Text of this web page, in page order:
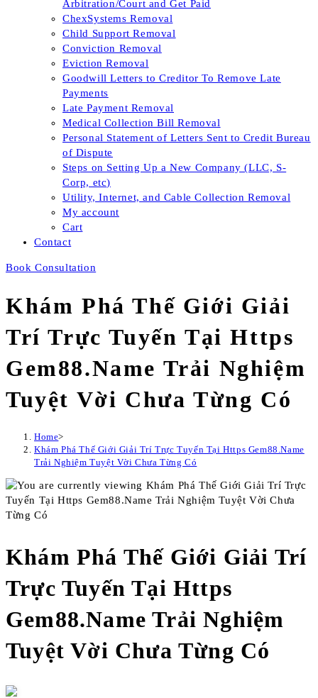
Arbitration/Court and Get Paid
ChexSystems Removal
Child Support Removal
Conviction Removal
Eviction Removal
Goodwill Letters to Creditor To Remove Late
Payments
Late Payment Removal
Medical Collection Bill Removal
Personal Statement of Letters Sent to Credit Bureau
of Dispute
Steps on Setting Up a New Company (LLC, S-
Corp, etc)
Utility, Internet, and Cable Collection Removal
My account
Cart
Contact
Book Consultation
Khám Phá Thế Giới Giải
Trí Trực Tuyến Tại Https
Gem88.Name Trải Nghiệm
Tuyệt Vời Chưa Từng Có
Home>
Khám Phá Thế Giới Giải Trí Trực Tuyến Tại Https Gem88.Name
Trải Nghiệm Tuyệt Vời Chưa Từng Có
Khám Phá Thế Giới Giải Trí
Trực Tuyến Tại Https
Gem88.Name Trải Nghiệm
Tuyệt Vời Chưa Từng Có